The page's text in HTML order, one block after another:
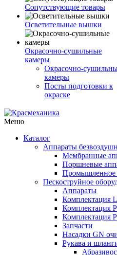
Сопутствующие товары
Осветительные вышки
Окрасочно-сушильные
камеры
Окрасочно-
камеры
Посты подготовки к
окраске
Меню
Каталог
Аппараты
Мембранные
Поршневые
Промышленное
Пескоструйное
Аппараты
Комплектация
Комплектация
Комплектация
Запчасти
Насадки GN
Рукава и